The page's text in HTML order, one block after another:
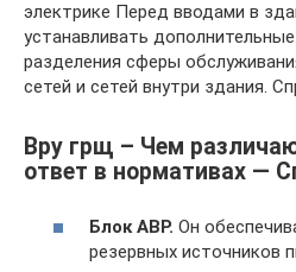
электрике Перед вводами в
устанавливать
разделения сферы
сетей и сетей внутри здания.
Вру грщ – Чем
ответ в нормативах —
Блок АВР. Он
резервных источников